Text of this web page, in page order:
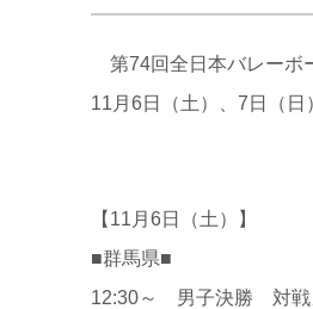
第74回全日本バレーボ
11月6日（土）、7日（日
【11月6日（土）】
■群馬県■
12:30～ 男子決勝 対戦